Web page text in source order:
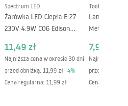
Spectrum LED
Żarówka LED Ciepła E-27
230V 4.9W COG Edison
11,49 zł
Najniższa cena w okresie 30 dni
przed obniżką: 11,99 zł -4%
Cena regularna: 11,99 zł
Toolight
Lampa
Metalowy 392205 Różowe
7,99 zł
Najniższa
przed obniżką:
Cena regularna